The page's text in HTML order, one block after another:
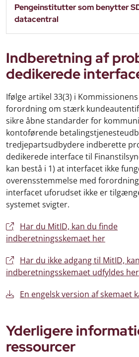
Pengeinstitutter som benytter
datacentral
Indberetning af
dedikerede
Ifølge artikel 33(3) i
forordning om stærk
sikre åbne standarder for
kontoførende
tredjepartsudbydere indberette
dedikerede interface til
kan bestå i 1) at interfacet ikke
overensstemmelse med
interfacet uforudset ikke er
systemet svigter.
Har du MitID, kan du finde
indberetningsskemaet her
Har du ikke adgang til MitID, kan
indberetningsskemaet udfyldes her
En engelsk version af skemaet
Yderligere
ressourcer